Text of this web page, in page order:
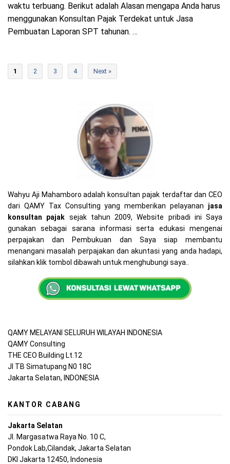
waktu terbuang. Berikut adalah Alasan mengapa Anda harus
menggunakan Konsultan Pajak Terdekat untuk Jasa
Pembuatan Laporan SPT tahunan. …
1 2 3 4 Next »
Wahyu Aji Mahamboro adalah konsultan pajak terdaftar dan CEO
dari QAMY Tax Consulting yang memberikan pelayanan jasa
konsultan pajak sejak tahun 2009, Website pribadi ini Saya
gunakan sebagai sarana informasi serta edukasi mengenai
perpajakan dan Pembukuan dan Saya siap membantu
menangani masalah perpajakan dan akuntasi yang anda hadapi,
silahkan klik tombol dibawah untuk menghubungi saya..
QAMY MELAYANI SELURUH WILAYAH INDONESIA
QAMY Consulting
THE CEO Building Lt.12
Jl TB Simatupang N0 18C
Jakarta Selatan, INDONESIA
KANTOR CABANG
Jakarta Selatan
Jl. Margasatwa Raya No. 10 C,
Pondok Lab,Cilandak, Jakarta Selatan
DKI Jakarta 12450, Indonesia